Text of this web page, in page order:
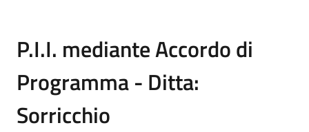
P.I.I. mediante Accordo di
Programma - Ditta:
Sorricchio